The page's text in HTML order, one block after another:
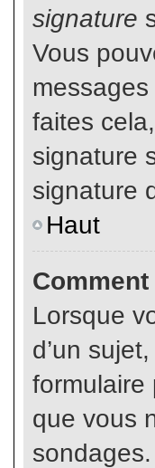
signature
Vous
faites
signature
signature
Haut
Lorsque
d’un
formulaire
que vous